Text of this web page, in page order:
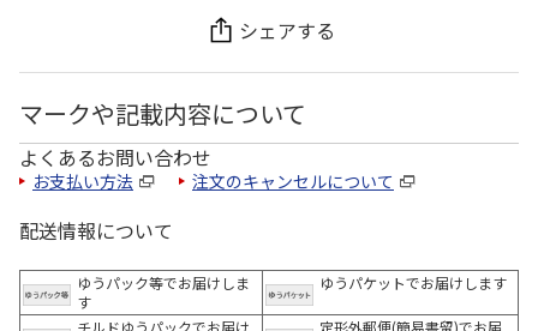
シェアする
マークや記載内容について
よくあるお問い合わせ
お支払い方法 注文のキャンセルについて
配送情報について
ゆうパック等でお届けしま
す
ゆうパケットでお届けします